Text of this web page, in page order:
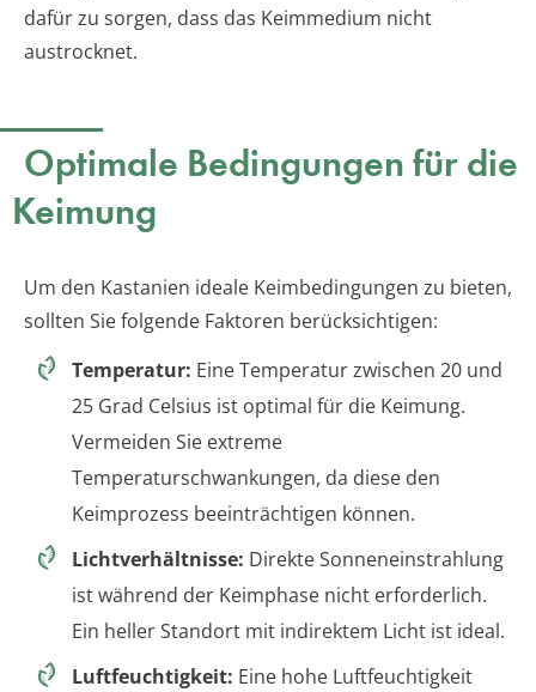
dafür zu sorgen, dass das Keimmedium nicht
austrocknet.
Optimale Bedingungen für die
Keimung
Um den Kastanien ideale Keimbedingungen zu bieten,
sollten Sie folgende Faktoren berücksichtigen:
Temperatur: Eine Temperatur zwischen 20 und
25 Grad Celsius ist optimal für die Keimung.
Vermeiden Sie extreme
Temperaturschwankungen, da diese den
Keimprozess beeinträchtigen können.
Lichtverhältnisse: Direkte Sonneneinstrahlung
ist während der Keimphase nicht erforderlich.
Ein heller Standort mit indirektem Licht ist ideal.
Luftfeuchtigkeit: Eine hohe Luftfeuchtigkeit